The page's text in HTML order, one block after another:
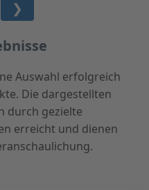
❯
Auswahl erfolgreich
Die dargestellten
durch gezielte
erreicht und dienen